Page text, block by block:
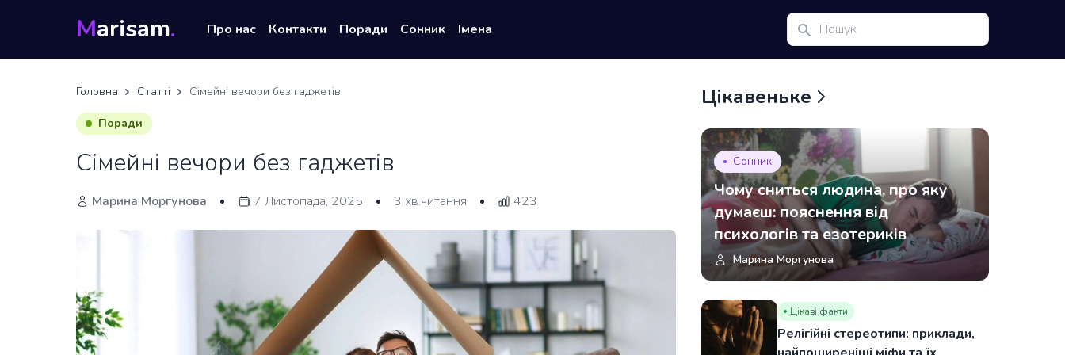
Marisam. Про нас Контакти Поради Сонник Імена
Головна Статті Сімейні вечори без гаджетів
Поради
Сімейні вечори без гаджетів
Марина Моргунова • 7 Листопада, 2025 • 3 хв.читання • 423
Цікавеньке
Сонник
Чому сниться людина, про яку
думаєш: пояснення від
психологів та езотериків
Марина Моргунова
Цікаві факти
Релігійні стереотипи: приклади,